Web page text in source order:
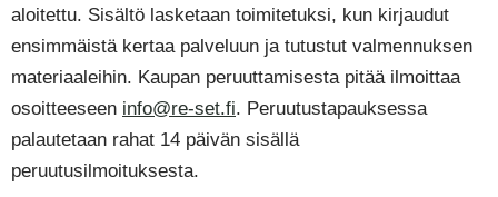
aloitettu. Sisältö lasketaan toimitetuksi, kun kirjaudut
ensimmäistä kertaa palveluun ja tutustut valmennuksen
materiaaleihin. Kaupan peruuttamisesta pitää ilmoittaa
osoitteeseen info@re-set.fi. Peruutustapauksessa
palautetaan rahat 14 päivän sisällä
peruutusilmoituksesta.